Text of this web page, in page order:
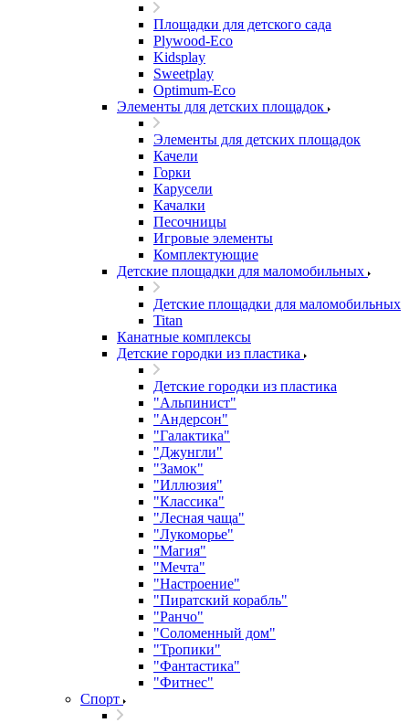
Площадки для детского сада
Plywood-Eco
Kidsplay
Sweetplay
Оptimum-Еco
Элементы для детских площадок
Элементы для детских площадок
Качели
Горки
Карусели
Качалки
Песочницы
Игровые элементы
Комплектующие
Детские площадки для маломобильных
Детские площадки для маломобильных
Titan
Канатные комплексы
Детские городки из пластика
Детские городки из пластика
"Альпинист"
"Андерсон"
"Галактика"
"Джунгли"
"Замок"
"Иллюзия"
"Классика"
"Лесная чаща"
"Лукоморье"
"Магия"
"Мечта"
"Настроение"
"Пиратский корабль"
"Ранчо"
"Соломенный дом"
"Тропики"
"Фантастика"
"Фитнес"
Спорт